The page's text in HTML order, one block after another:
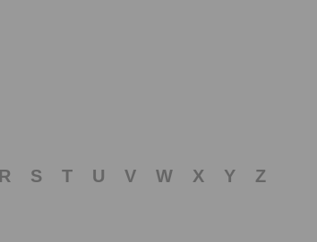
R S T U V W X Y
Z